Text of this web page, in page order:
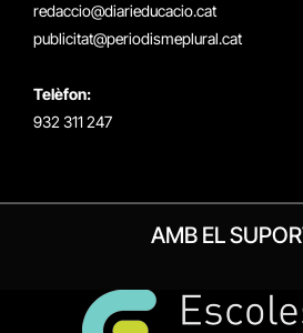
redaccio@diarieducacio.cat
publicitat@periodismeplural.cat
Telèfon:
932 311 247
AMB EL